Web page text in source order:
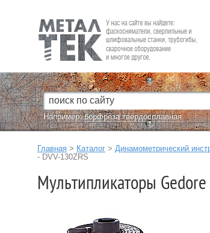
Fein — Профессиональный электроинструмент для обработки
металла.
Например:борфреза твердосплавная
Главная > Каталог > Динамометрический
- DVV-130ZRS
Мультипликаторы